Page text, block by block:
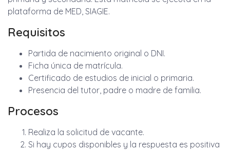
plataforma de MED, SIAGIE.
Requisitos
Partida de nacimiento original o DNI.
Ficha única de matrícula.
Certificado de estudios de inicial o primaria.
Presencia del tutor, padre o madre de familia.
Procesos
Realiza la solicitud de vacante.
Si hay cupos disponibles y la respuesta es positiva